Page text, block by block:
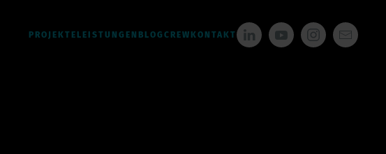
PROJEKTE LEISTUNGEN BLOG CREW KONTAKT